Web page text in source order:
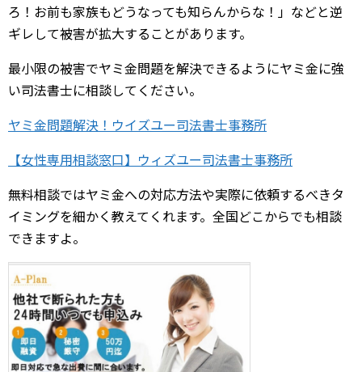
ろ！お前も家族もどうなっても知らんからな！」などと逆
ギレして被害が拡大することがあります。
最小限の被害でヤミ金問題を解決できるようにヤミ金に強
い司法書士に相談してください。
ヤミ金問題解決！ウイズユー司法書士事務所
【女性専用相談窓口】ウィズユー司法書士事務所
無料相談ではヤミ金への対応方法や実際に依頼するべきタ
イミングを細かく教えてくれます。全国どこからでも相談
できますよ。